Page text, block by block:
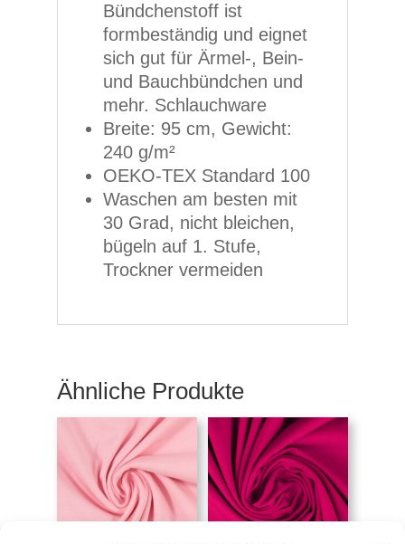
Bündchenstoff ist
formbeständig und eignet
sich gut für Ärmel-, Bein-
und Bauchbündchen und
mehr. Schlauchware
Breite: 95 cm, Gewicht:
240 g/m²
OEKO-TEX Standard 100
Waschen am besten mit
30 Grad, nicht bleichen,
bügeln auf 1. Stufe,
Trockner vermeiden
Ähnliche Produkte